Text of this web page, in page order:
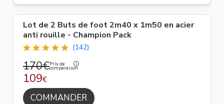
Lot de 2 Buts de foot 2m40 x 1m50 en acier
anti rouille - Champion Pack
(142)
170€Prix de
comparaison
109€
COMMANDER